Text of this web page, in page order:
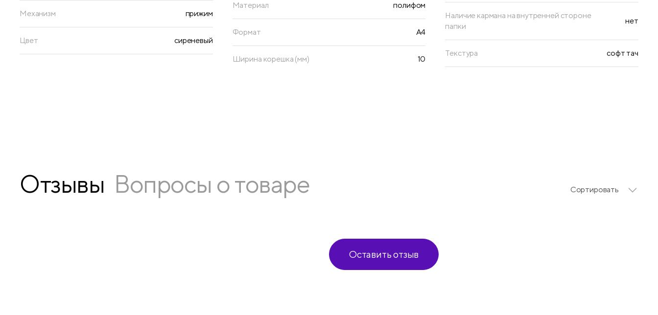
Механизм прижим
Цвет сиреневый
Материал полифом
Формат А4
Ширина корешка (мм) 10
Наличие кармана на внутренней стороне
папки
нет
Текстура софт тач
Отзывы Вопросы о товаре Сортировать
Оставить отзыв